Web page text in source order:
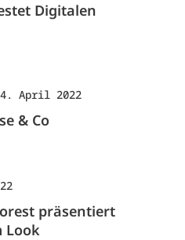
Digitalen
April 2022
& Co
präsentiert
Look